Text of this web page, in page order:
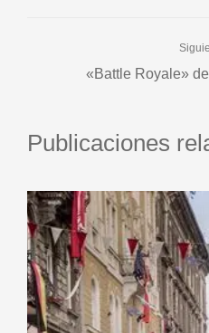
«Battle Royale»
Publicaciones